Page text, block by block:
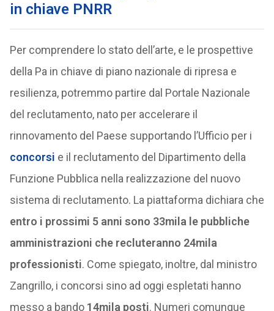
in chiave PNRR
Per comprendere lo stato dell’arte, e le prospettive
della Pa in chiave di piano nazionale di ripresa e
resilienza, potremmo partire dal Portale Nazionale
del reclutamento, nato per accelerare il
rinnovamento del Paese supportando l’Ufficio per i
concorsi e il reclutamento del Dipartimento della
Funzione Pubblica nella realizzazione del nuovo
sistema di reclutamento. La piattaforma dichiara che
entro i prossimi 5 anni sono 33mila le pubbliche
amministrazioni che recluteranno 24mila
professionisti. Come spiegato, inoltre, dal ministro
Zangrillo, i concorsi sino ad oggi espletati hanno
messo a bando 14mila posti. Numeri comunque